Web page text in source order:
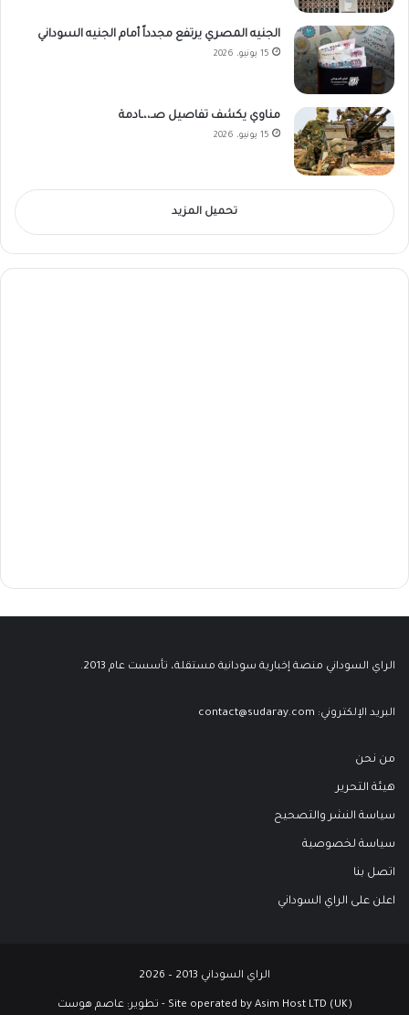
الجنيه المصري يرتفع مجدداً أمام الجنيه السوداني
15 يونيو، 2026
مناوي يكشف تفاصيل صـ،،ـادمة
15 يونيو، 2026
تحميل المزيد
الراي السوداني منصة إخبارية سودانية مستقلة، تأسست عام 2013.
البريد الإلكتروني: contact@sudaray.com
من نحن
هيئة التحرير
سياسة النشر والتصحيح
سياسة لخصوصية
اتصل بنا
اعلن على الراي السوداني
الراي السوداني 2013 – 2026
Site operated by Asim Host LTD (UK) - تطوير: عاصم هوست